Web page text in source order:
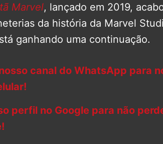
Marvel, lançado em 2019,
da história da Marvel
ganhando uma continuação.
canal do WhatsApp para
perfil no Google para não